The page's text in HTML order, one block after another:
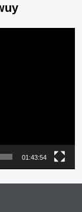
01:43:54